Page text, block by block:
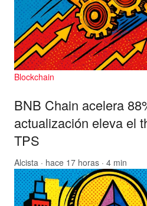
Blockchain
BNB Chain acelera
actualización eleva el
TPS
Alcista · hace 17 horas · 4 min